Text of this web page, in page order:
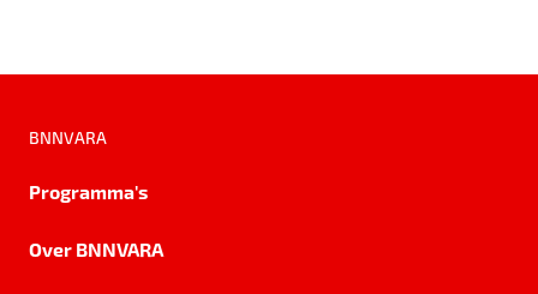
BNNVARA
Programma's
Over BNNVARA